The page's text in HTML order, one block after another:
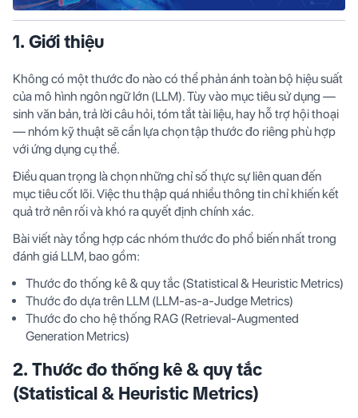
1. Giới thiệu
Không có một thước đo nào có thể phản ánh toàn bộ hiệu suất
của mô hình ngôn ngữ lớn (LLM). Tùy vào mục tiêu sử dụng —
sinh văn bản, trả lời câu hỏi, tóm tắt tài liệu, hay hỗ trợ hội thoại
— nhóm kỹ thuật sẽ cần lựa chọn tập thước đo riêng phù hợp
với ứng dụng cụ thể.
Điều quan trọng là chọn những chỉ số thực sự liên quan đến
mục tiêu cốt lõi. Việc thu thập quá nhiều thông tin chỉ khiến kết
quả trở nên rối và khó ra quyết định chính xác.
Bài viết này tổng hợp các nhóm thước đo phổ biến nhất trong
đánh giá LLM, bao gồm:
Thước đo thống kê & quy tắc (Statistical & Heuristic Metrics)
Thước đo dựa trên LLM (LLM-as-a-Judge Metrics)
Thước đo cho hệ thống RAG (Retrieval-Augmented
Generation Metrics)
2. Thước đo thống kê & quy tắc
(Statistical & Heuristic Metrics)